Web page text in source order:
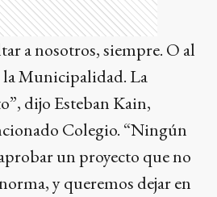
a nosotros, siempre. O al
la Municipalidad. La
dijo Esteban Kain,
Colegio. “Ningún
un proyecto que no
y queremos dejar en